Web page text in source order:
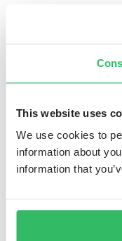
This website uses
We use cookies to
information about
information that